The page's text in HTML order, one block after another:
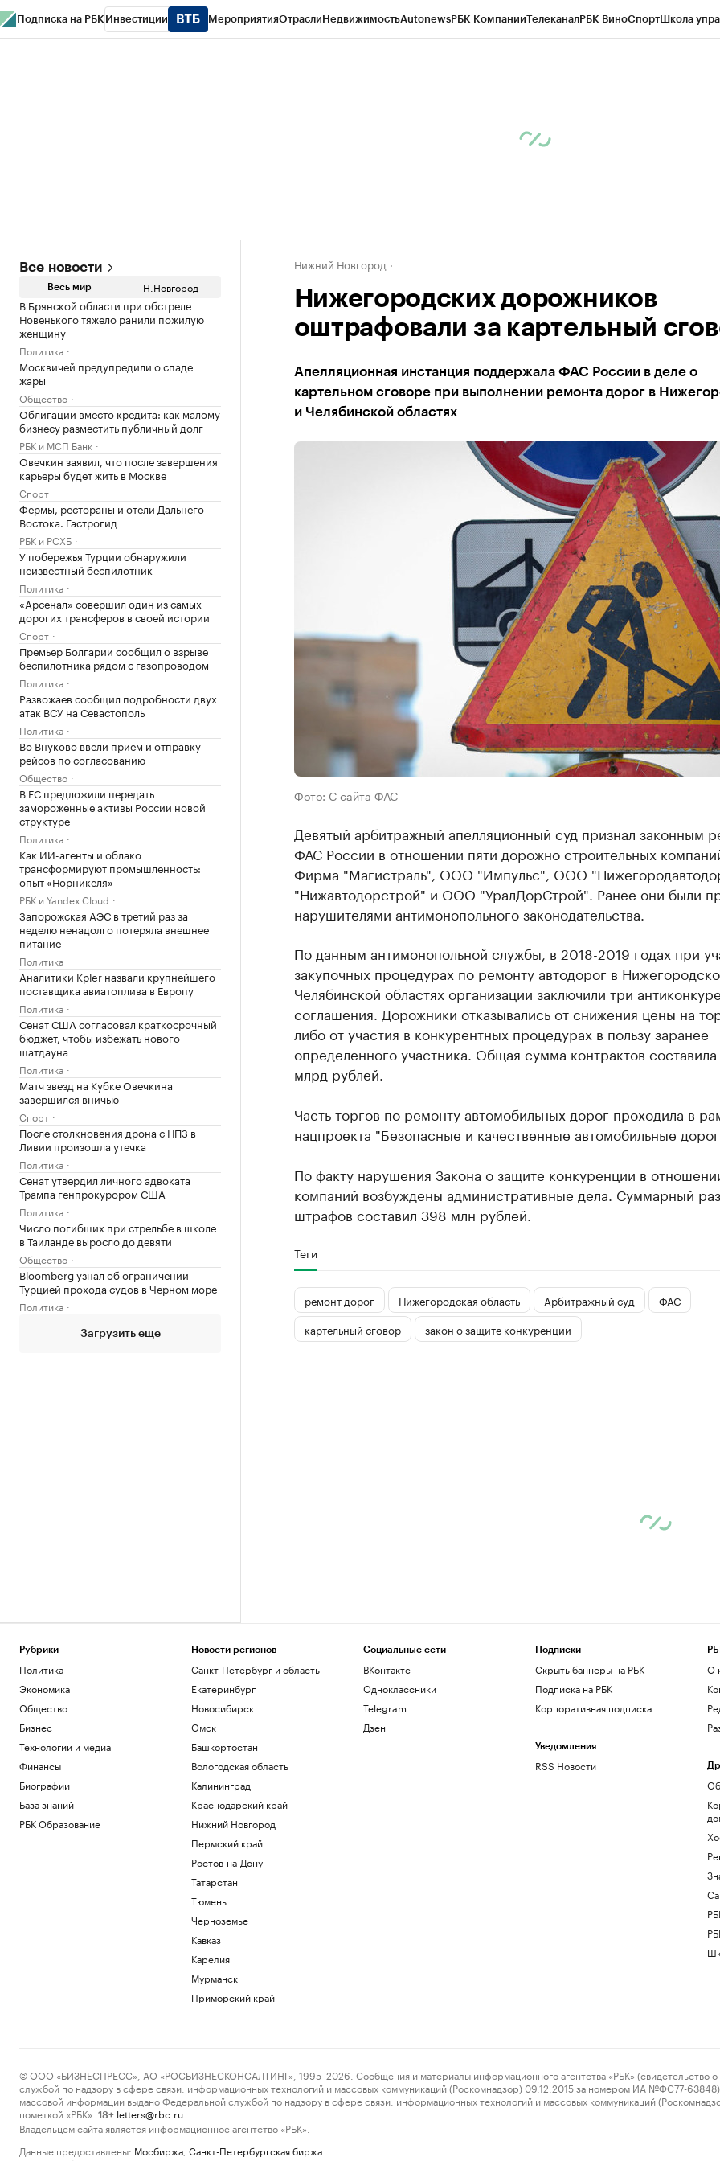
Подписка на РБК Инвестиции МероприятияОтраслиНедвижимостьAutonewsРБК КомпанииТелеканалРБК ВиноСпортШкола
Все новости
Весь мир Н.Новгород
В Брянской области при обстреле
Новенького тяжело ранили пожилую
женщину
Политика
Москвичей предупредили о спаде
жары
Общество
Облигации вместо кредита: как малому
бизнесу разместить публичный долг
РБК и МСП Банк
Овечкин заявил, что после завершения
карьеры будет жить в Москве
Спорт
Фермы, рестораны и отели Дальнего
Востока. Гастрогид
РБК и РСХБ
У побережья Турции обнаружили
неизвестный беспилотник
Политика
«Арсенал» совершил один из самых
дорогих трансферов в своей истории
Спорт
Премьер Болгарии сообщил о взрыве
беспилотника рядом с газопроводом
Политика
Развожаев сообщил подробности двух
атак ВСУ на Севастополь
Политика
Во Внуково ввели прием и отправку
рейсов по согласованию
Общество
В ЕС предложили передать
замороженные активы России новой
структуре
Политика
Как ИИ-агенты и облако
трансформируют промышленность:
опыт «Норникеля»
РБК и Yandex Cloud
Запорожская АЭС в третий раз за
неделю ненадолго потеряла внешнее
питание
Политика
Аналитики Kpler назвали крупнейшего
поставщика авиатоплива в Европу
Политика
Сенат США согласовал краткосрочный
бюджет, чтобы избежать нового
шатдауна
Политика
Матч звезд на Кубке Овечкина
завершился вничью
Спорт
После столкновения дрона с НПЗ в
Ливии произошла утечка
Политика
Сенат утвердил личного адвоката
Трампа генпрокурором США
Политика
Число погибших при стрельбе в школе
в Таиланде выросло до девяти
Общество
Bloomberg узнал об ограничении
Турцией прохода судов в Черном море
Политика
Загрузить еще
Нижний Новгород
Нижегородских дорожников
оштрафовали за картельный
Апелляционная инстанция поддержала ФАС России в деле о
картельном сговоре при выполнении ремонта дорог в
и Челябинской областях
Фото: С сайта ФАС
Девятый арбитражный апелляционный суд признал законным
ФАС России в отношении пяти дорожно строительных
Фирма "Магистраль", ООО "Импульс", ООО
"Нижавтодорстрой" и ООО "УралДорСтрой". Ранее они были
нарушителями антимонопольного законодательства.
По данным антимонопольной службы, в 2018-2019 годах при
закупочных процедурах по ремонту автодорог в
Челябинской областях организации заключили три
соглашения. Дорожники отказывались от снижения цены на
либо от участия в конкурентных процедурах в пользу заранее
определенного участника. Общая сумма контрактов
млрд рублей.
Часть торгов по ремонту автомобильных дорог проходила в
нацпроекта "Безопасные и качественные автомобильные
По факту нарушения Закона о защите конкуренции в
компаний возбуждены административные дела. Суммарный
штрафов составил 398 млн рублей.
Теги
ремонт дорог Нижегородская область Арбитражный суд
ФАС
картельный сговор
закон о защите конкуренции
Рубрики
Политика
Экономика
Общество
Бизнес
Технологии и медиа
Финансы
Биографии
База знаний
РБК Образование
Новости регионов
Санкт-Петербург и область
Екатеринбург
Новосибирск
Омск
Башкортостан
Вологодская область
Калининград
Краснодарский край
Нижний Новгород
Пермский край
Ростов-на-Дону
Татарстан
Тюмень
Черноземье
Кавказ
Карелия
Мурманск
Приморский край
Социальные сети
ВКонтакте
Одноклассники
Telegram
Дзен
Подписки
Скрыть баннеры на РБК
Подписка на РБК
Корпоративная подписка
Уведомления
RSS Новости
О
© ООО «БИЗНЕСПРЕСС», АО «РОСБИЗНЕСКОНСАЛТИНГ», 1995–2026. Сообщения и материалы информационного агентства «РБК» (свидетельство о
службой по надзору в сфере связи, информационных технологий и массовых коммуникаций (Роскомнадзор) 09.12.2015 за номером ИА №ФС77-63848)
массовой информации выдано Федеральной службой по надзору в сфере связи, информационных технологий и массовых коммуникаций
пометкой «РБК».
18+ letters@rbc.ru
Владельцем сайта является информационное агентство «РБК».
Данные предоставлены: Мосбиржа Санкт-Петербургская биржа